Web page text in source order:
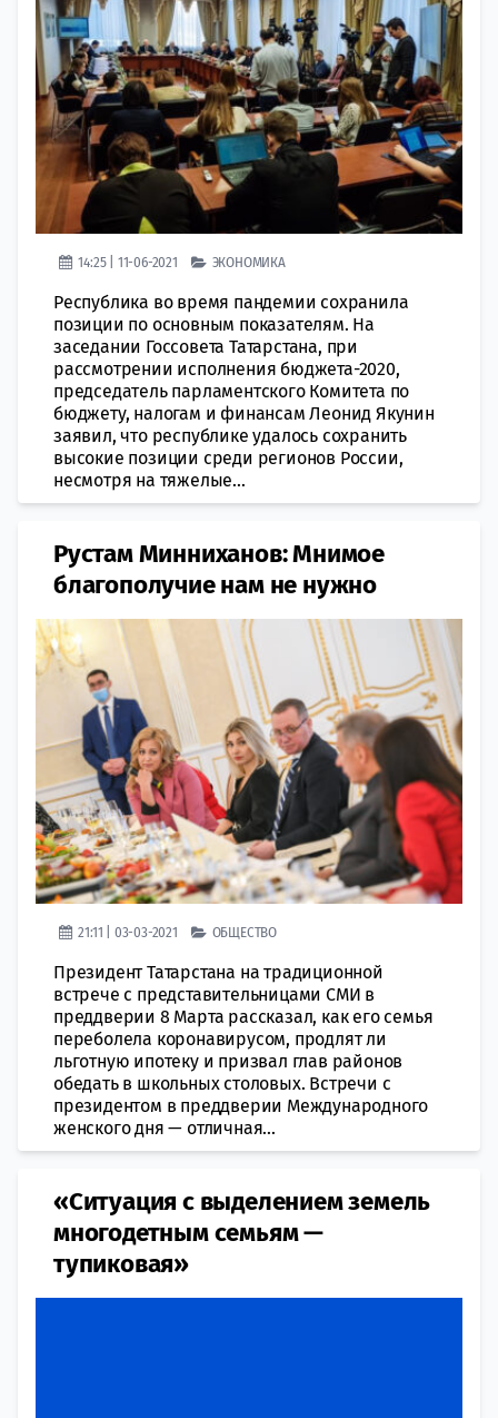
14:25 | 11-06-2021 ЭКОНОМИКА
Республика во время пандемии сохранила
позиции по основным показателям. На
заседании Госсовета Татарстана, при
рассмотрении исполнения бюджета-2020,
председатель парламентского Комитета по
бюджету, налогам и финансам Леонид Якунин
заявил, что республике удалось сохранить
высокие позиции среди регионов России,
несмотря на тяжелые...
Рустам Минниханов: Мнимое
благополучие нам не нужно
21:11 | 03-03-2021 ОБЩЕСТВО
Президент Татарстана на традиционной
встрече с представительницами СМИ в
преддверии 8 Марта рассказал, как его семья
переболела коронавирусом, продлят ли
льготную ипотеку и призвал глав районов
обедать в школьных столовых. Встречи с
президентом в преддверии Международного
женского дня — отличная...
«Ситуация с выделением земель
многодетным семьям —
тупиковая»